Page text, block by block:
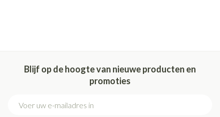
Blijf op de hoogte van nieuwe producten en
promoties